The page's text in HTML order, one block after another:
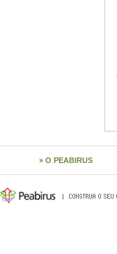
O PEABIRUS